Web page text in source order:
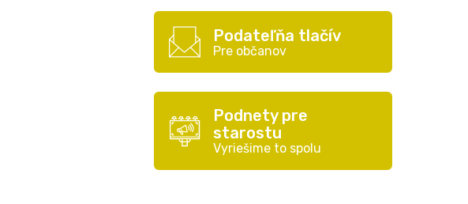
Podateľňa tlačív
Pre občanov
Podnety pre
starostu
Vyriešime to spolu